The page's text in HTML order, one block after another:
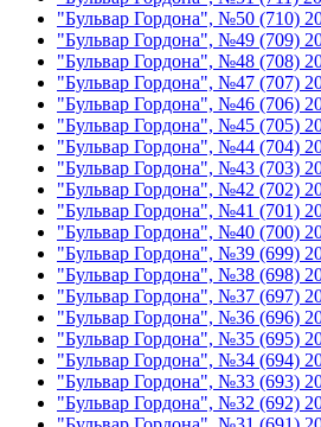
"Бульвар Гордона", №50 (710)
"Бульвар Гордона", №49 (709)
"Бульвар Гордона", №48 (708)
"Бульвар Гордона", №47 (707)
"Бульвар Гордона", №46 (706)
"Бульвар Гордона", №45 (705)
"Бульвар Гордона", №44 (704)
"Бульвар Гордона", №43 (703)
"Бульвар Гордона", №42 (702)
"Бульвар Гордона", №41 (701)
"Бульвар Гордона", №40 (700)
"Бульвар Гордона", №39 (699)
"Бульвар Гордона", №38 (698)
"Бульвар Гордона", №37 (697)
"Бульвар Гордона", №36 (696)
"Бульвар Гордона", №35 (695)
"Бульвар Гордона", №34 (694)
"Бульвар Гордона", №33 (693)
"Бульвар Гордона", №32 (692)